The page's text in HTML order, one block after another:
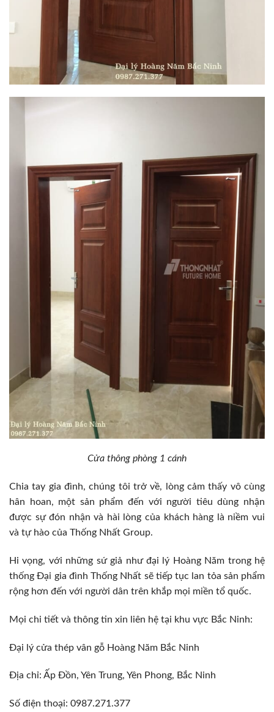
Cửa thông phòng 1 cánh
Chia tay gia đình, chúng tôi trở về, lòng cảm thấy vô cùng
hân hoan, một sản phẩm đến với người tiêu dùng nhận
được sự đón nhận và hài lòng của khách hàng là niềm vui
và tự hào của Thống Nhất Group.
Hi vọng, với những sứ giả như đại lý Hoàng Năm trong hệ
thống Đại gia đình Thống Nhất sẽ tiếp tục lan tỏa sản phẩm
rộng hơn đến với người dân trên khắp mọi miền tổ quốc.
Mọi chi tiết và thông tin xin liên hệ tại khu vực Bắc Ninh:
Đại lý cửa thép vân gỗ Hoàng Năm Bắc Ninh
Địa chỉ: Ấp Đồn, Yên Trung, Yên Phong, Bắc Ninh
Số điện thoại: 0987.271.377